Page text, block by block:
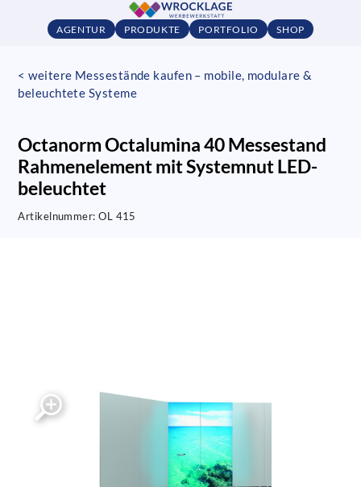
AGENTUR PRODUKTE PORTFOLIO SHOP
< weitere Messestände kaufen – mobile, modulare &
beleuchtete Systeme
Octanorm Octalumina 40 Messestand
Rahmenelement mit Systemnut LED-
beleuchtet
Artikelnummer:OL 415